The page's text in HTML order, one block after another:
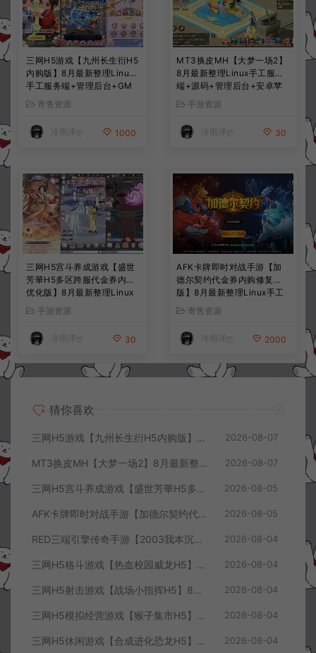
三网H5游戏【九州长生衍H5
内购版】8月最新整理Linux
手工服务端+管理后台+GM
授权后台+简易安卓客户端
+详细搭建教程+视频教程
寄售资源
冷雨泽ღ 1000
MT3换皮MH【大梦一场2】
8月最新整理Linux手工服务
端+源码+管理后台+安卓苹
果双端+详细搭建教程+视频
教程
手游资源
冷雨泽ღ 30
三网H5宫斗养成游戏【盛世
芳華H5多区跨服代金券内购
优化版】8月最新整理Linux
手工服务端+CDK授权后台
+全资源安卓+详细搭建教程
+视频教程
手游资源
冷雨泽ღ 30
AFK卡牌即时对战手游【加
德尔契约代金券内购修复
版】8月最新整理Linux手工
服务端+前后端全套源码+CD
K授权后台+安卓苹果双端
+详细搭建教程+视频教程
寄售资源
冷雨泽ღ 2000
猜你喜欢
三网H5游戏【九州长生衍H5内购版】8月最新整理Linux手工服务端+管理后台+GM授权后台+简易安卓客户端+详细搭建教程+视频教程 2026-08-07
MT3换皮MH【大梦一场2】8月最新整理Linux手工服务端+源码+管理后台+安卓苹果双端+详细搭建教程+视频教程 2026-08-07
三网H5宫斗养成游戏【盛世芳華H5多区跨服代金券内购优化版】8月最新整理Linux手工服务端+CDK授权后台+全资源安卓+详细搭建教程+视频教程 2026-08-05
AFK卡牌即时对战手游【加德尔契约代金券内购修复版】8月最新整理Linux手工服务端+前后端全套源码+CDK授权后台+安卓苹果双端+详细搭建教程+视频教程 2026-08-05
RED三端引擎传奇手游【2003我本沉默三职业】8月最新整理Win一键服务端+PC安卓+详细搭建教程 2026-08-04
三网H5格斗游戏【热血校园威龙H5】8月最新整理Linux手工服务端+Win一键服务端+解压即玩+简易安卓客户端+详细搭建教程 2026-08-04
三网H5射击游戏【战场小指挥H5】8月最新整理Linux手工服务端+Win一键服务端+解压即玩+简易安卓客户端+详细搭建教程 2026-08-04
三网H5模拟经营游戏【猴子集市H5】8月最新整理Linux手工服务端+Win一键服务端+解压即玩+简易安卓客户端+详细搭建教程 2026-08-04
三网H5休闲游戏【合成进化恐龙H5】8月最新整理Linux手工服务端+Win一键服务端+解压即玩+简易安卓客户端+详细搭建教程 2026-08-04